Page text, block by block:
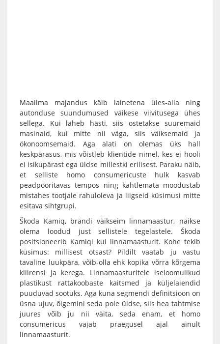
Maailma majandus käib lainetena üles-alla ning
autonduse suundumused väikese viivitusega ühes
sellega. Kui läheb hästi, siis ostetakse suuremaid
masinaid, kui mitte nii väga, siis väiksemaid ja
ökonoomsemaid. Aga alati on olemas üks hall
keskpärasus, mis võistleb klientide nimel, kes ei hooli
ei isikupärast ega üldse millestki erilisest. Paraku näib,
et selliste homo consumericuste hulk kasvab
peadpööritavas tempos ning kahtlemata moodustab
mistahes tootjale rahuloleva ja liigseid küsimusi mitte
esitava sihtgrupi.
Škoda Kamiq, brändi väikseim linnamaastur, näikse
olema loodud just sellistele tegelastele. Škoda
positsioneerib Kamiqi kui linnamaasturit. Kohe tekib
küsimus: millisest otsast? Pildilt vaatab ju vastu
tavaline luukpära, võib-olla ehk kopika võrra kõrgema
kliirensi ja kerega. Linnamaasturitele iseloomulikud
plastikust rattakoobaste kaitsmed ja küljelaiendid
puuduvad sootuks. Aga kuna segmendi definitsioon on
üsna ujuv, õigemini seda pole üldse, siis hea tahtmise
juures võib ju nii väita, seda enam, et homo
consumericus vajab praegusel ajal ainult
linnamaasturit.